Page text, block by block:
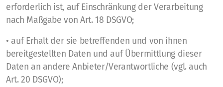
erforderlich ist, auf Einschränkung der Verarbeitung
nach Maßgabe von Art. 18 DSGVO;
• auf Erhalt der sie betreffenden und von ihnen
bereitgestellten Daten und auf Übermittlung dieser
Daten an andere Anbieter/Verantwortliche (vgl. auch
Art. 20 DSGVO);